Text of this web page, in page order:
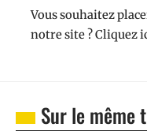
Vous souhaitez
notre site ? Cliquez
Sur le même